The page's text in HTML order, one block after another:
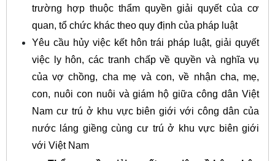
trường hợp thuộc thẩm quyền giải quyết của cơ
quan, tổ chức khác theo quy định của pháp luật
Yêu cầu hủy việc kết hôn trái pháp luật, giải quyết
việc ly hôn, các tranh chấp về quyền và nghĩa vụ
của vợ chồng, cha mẹ và con, về nhận cha, mẹ,
con, nuôi con nuôi và giám hộ giữa công dân Việt
Nam cư trú ở khu vực biên giới với công dân của
nước láng giềng cùng cư trú ở khu vực biên giới
với Việt Nam